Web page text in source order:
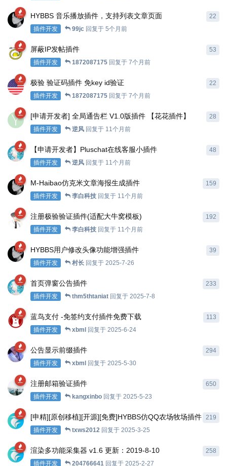
HYBBS 音乐播放插件，支持列表文章页面
插件开发 99jc 回复于 5个月前
22
屏蔽IP发帖插件
插件开发 1872087175 回复于 7个月前
53
极验 验证码插件 免key id验证
插件开发 1872087175 回复于 7个月前
22
[申请开发者] 全局通告栏 V1.0版插件 【花花插件】
插件开发 逆风 回复于 11个月前
28
【申请开发者】Pluschat在线客服小插件
插件开发 逆风 回复于 11个月前
48
M-Haibao仿克米文章海报生成插件
插件开发 李白科技 回复于 11个月前
159
注册极验验证插件(适配大牛窝模板)
插件开发 李白科技 回复于 11个月前
192
HYBBS用户修改头像功能增强插件
插件开发 村长 回复于 2025-7-26
39
首页弹窗公告插件
插件开发 thm5thtaniat 回复于 2025-7-8
233
蓝鸟支付 -免签约支付插件免费下载
插件开发 xbml 回复于 2025-6-24
113
公告显示前缀插件
插件开发 xbml 回复于 2025-5-30
294
注册邮箱验证插件
插件开发 kangxinbo 回复于 2025-5-23
650
[申精][原创移植][开源][免费]HYBBS仿QQ农场牧场插件
插件开发 txws2012 回复于 2025-3-25
219
渲染多功能采集器 v1.6 更新：2019-8-10
插件开发 204766641 回复于 2025-2-27
258